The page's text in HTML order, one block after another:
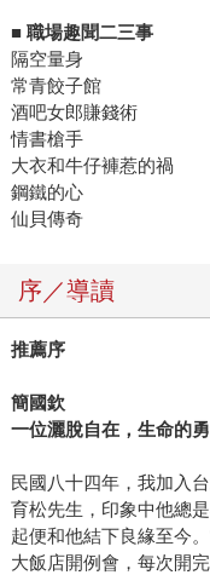
■ 職場趣聞二三事
隔空量身
常青餃子館
酒吧女郎賺錢術
情書槍手
大衣和牛仔褲惹的禍
鋼鐵的心
仙貝傳奇
序／導讀
推薦序
簡國欽
一位灑脫自在，生命的勇
民國八十四年，我加入
育松先生，印象中他總
起便和他結下良緣至今
大飯店開例會，每次開